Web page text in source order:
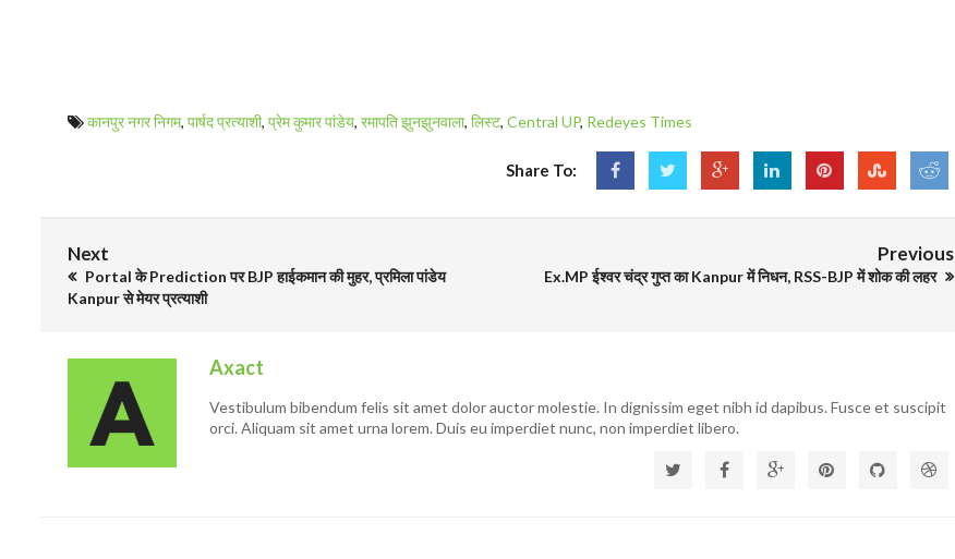
कानपुर नगर निगम, पार्षद प्रत्याशी, प्रेम कुमार पांडेय, रमापति झुनझुनवाला, लिस्ट, Central UP, Redeyes Times
Share To:
Next
Portal के Prediction पर BJP हाईकमान की मुहर, प्रमिला पांडेय
Kanpur से मेयर प्रत्याशी
Previous
Ex.MP ईश्वर चंद्र गुप्त का Kanpur में निधन, RSS-BJP में शोक की लहर
Axact
Vestibulum bibendum felis sit amet dolor auctor molestie. In dignissim eget nibh id dapibus. Fusce et suscipit
orci. Aliquam sit amet urna lorem. Duis eu imperdiet nunc, non imperdiet libero.